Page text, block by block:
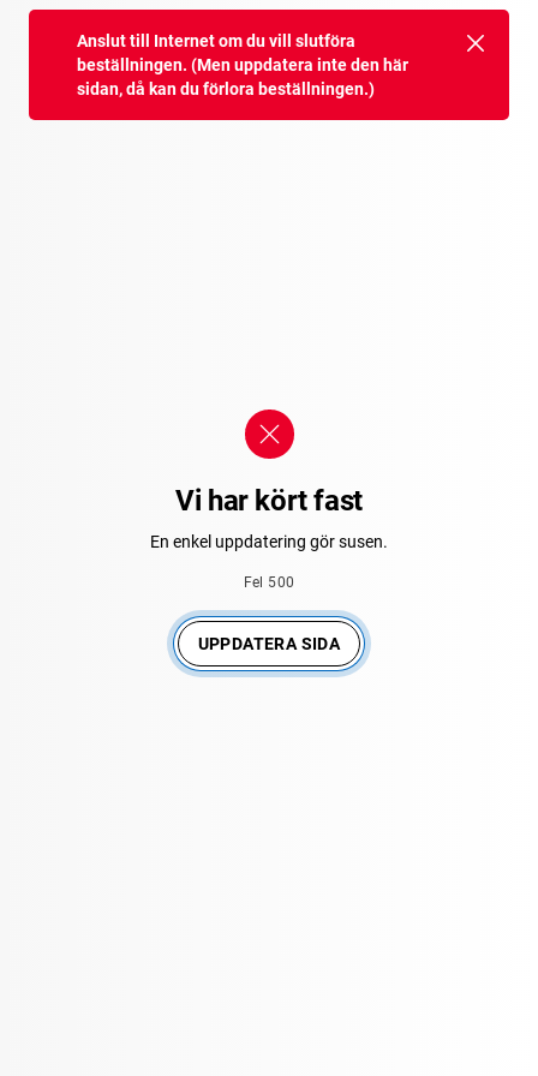
Anslut till Internet om du vill slutföra
beställningen. (Men uppdatera inte den här
sidan, då kan du förlora beställningen.)
Vi har kört fast
En enkel uppdatering gör susen.
Fel 500
UPPDATERA SIDA